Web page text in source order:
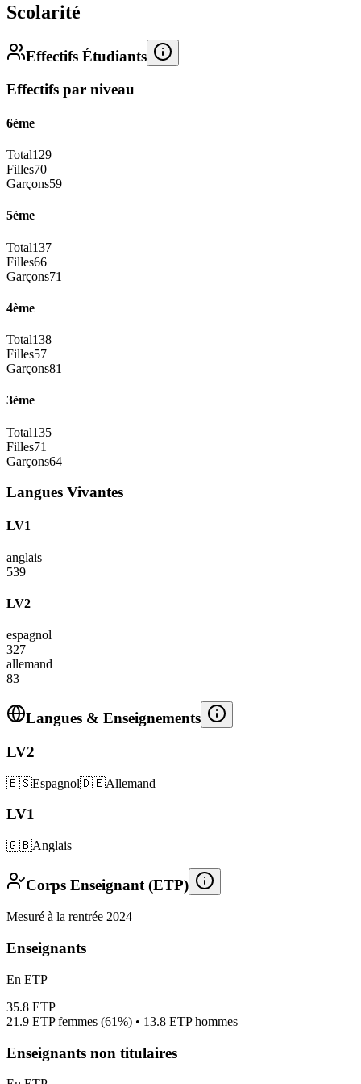
Scolarité
Effectifs Étudiants
Effectifs par niveau
6ème
Total129
Filles70
Garçons59
5ème
Total137
Filles66
Garçons71
4ème
Total138
Filles57
Garçons81
3ème
Total135
Filles71
Garçons64
Langues Vivantes
LV1
anglais
539
LV2
espagnol
327
allemand
83
Langues & Enseignements
LV2
🇪🇸Espagnol🇩🇪Allemand
LV1
🇬🇧Anglais
Corps Enseignant (ETP)
Mesuré à la rentrée 2024
Enseignants
En ETP
35.8 ETP
21.9 ETP femmes (61%) • 13.8 ETP hommes
Enseignants non titulaires